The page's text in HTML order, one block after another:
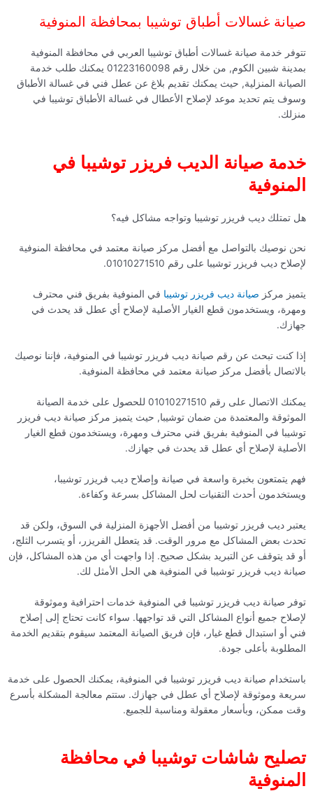
صيانة غسالات أطباق توشيبا بمحافظة المنوفية
تتوفر خدمة صيانة غسالات أطباق توشيبا العربي في محافظة المنوفية
بمدينة شبين الكوم, من خلال رقم 01223160098 يمكنك طلب خدمة
الصيانة المنزلية, حيث يمكنك تقديم بلاغ عن عطل فني في غسالة الأطباق
وسوف يتم تحديد موعد لإصلاح الأعطال في غسالة الأطباق توشيبا في
منزلك.
خدمة صيانة الديب فريزر توشيبا في
المنوفية
هل تمتلك ديب فريزر توشيبا وتواجه مشاكل فيه؟
نحن نوصيك بالتواصل مع أفضل مركز صيانة معتمد في محافظة المنوفية
لإصلاح ديب فريزر توشيبا على رقم 01010271510.
يتميز مركز صيانة ديب فريزر توشيبا في المنوفية بفريق فني محترف
ومهرة، ويستخدمون قطع الغيار الأصلية لإصلاح أي عطل قد يحدث في
جهازك.
إذا كنت تبحث عن رقم صيانة ديب فريزر توشيبا في المنوفية، فإننا نوصيك
بالاتصال بأفضل مركز صيانة معتمد في محافظة المنوفية.
يمكنك الاتصال على رقم 01010271510 للحصول على خدمة الصيانة
الموثوقة والمعتمدة من ضمان توشيبا, حيث يتميز مركز صيانة ديب فريزر
توشيبا في المنوفية بفريق فني محترف ومهرة، ويستخدمون قطع الغيار
الأصلية لإصلاح أي عطل قد يحدث في جهازك.
فهم يتمتعون بخبرة واسعة في صيانة وإصلاح ديب فريزر توشيبا،
ويستخدمون أحدث التقنيات لحل المشاكل بسرعة وكفاءة.
يعتبر ديب فريزر توشيبا من أفضل الأجهزة المنزلية في السوق، ولكن قد
تحدث بعض المشاكل مع مرور الوقت. قد يتعطل الفريزر، أو يتسرب الثلج،
أو قد يتوقف عن التبريد بشكل صحيح. إذا واجهت أي من هذه المشاكل، فإن
صيانة ديب فريزر توشيبا في المنوفية هي الحل الأمثل لك.
توفر صيانة ديب فريزر توشيبا في المنوفية خدمات احترافية وموثوقة
لإصلاح جميع أنواع المشاكل التي قد تواجهها. سواء كانت تحتاج إلى إصلاح
فني أو استبدال قطع غيار، فإن فريق الصيانة المعتمد سيقوم بتقديم الخدمة
المطلوبة بأعلى جودة.
باستخدام صيانة ديب فريزر توشيبا في المنوفية، يمكنك الحصول على خدمة
سريعة وموثوقة لإصلاح أي عطل في جهازك. ستتم معالجة المشكلة بأسرع
وقت ممكن، وبأسعار معقولة ومناسبة للجميع.
تصليح شاشات توشيبا في محافظة
المنوفية